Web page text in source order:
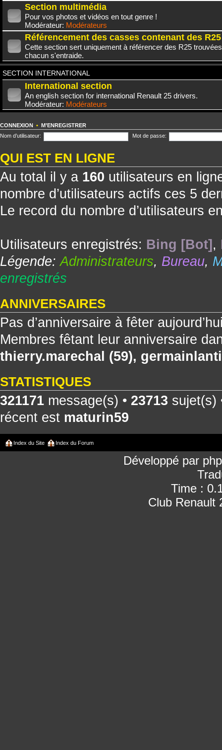
Section multimédia
Pour vos photos et vidéos en tout genre !
Modérateur: Modérateurs
Référencement des casses contenant des R25
Cette section sert uniquement à référencer des R25
chacun s'entraide.
SECTION INTERNATIONAL
International section
An english section for international Renault 25 drivers.
Modérateur: Modérateurs
CONNEXION • M’ENREGISTRER
Nom d’utilisateur:
Mot de passe:
QUI EST EN LIGNE
Au total il y a 160 utilisateurs en
nombre d’utilisateurs actifs ces 5
Le record du nombre d’utilisateurs
Utilisateurs enregistrés: Bing [Bot] ,
Légende:Administrateurs, Bureau,
enregistrés
ANNIVERSAIRES
Pas d’anniversaire à fêter
Membres fêtant leur anniversaire
thierry.marechal (59),
STATISTIQUES
321171 message(s) • 23713 sujet(s)
récent est maturin59
Index du Site Index du Forum
Développé par
Time :
Club Renault